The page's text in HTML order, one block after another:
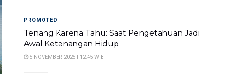
PROMOTED
Tenang Karena Tahu: Saat Pengetahuan Jadi
Awal Ketenangan Hidup
5 NOVEMBER 2025 | 12:45 WIB